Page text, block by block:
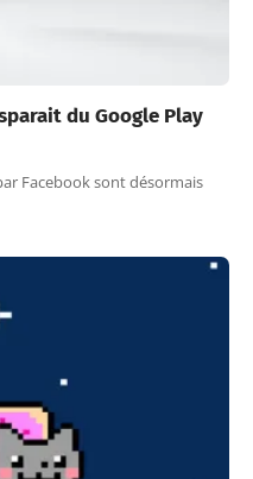
du Google Play
Facebook sont désormais